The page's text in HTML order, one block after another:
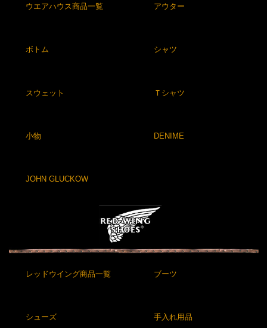
ウエアハウス商品一覧 アウター
ボトム シャツ
スウェット Ｔシャツ
小物 DENIME
JOHN GLUCKOW
レッドウイング商品一覧 ブーツ
シューズ 手入れ用品